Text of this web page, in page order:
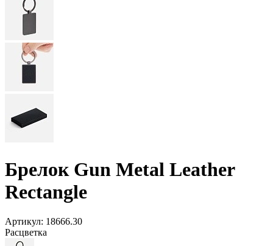
Брелок Gun Metal Leather
Rectangle
Артикул: 18666.30
Расцветка